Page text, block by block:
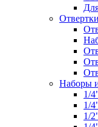
Наборы
1/
1/
1/